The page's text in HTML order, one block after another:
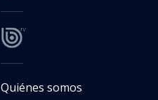
Quiénes somos